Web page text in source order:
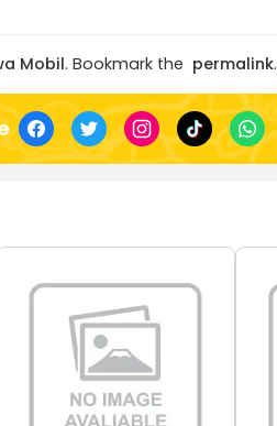
Mobil. Bookmark the permalink.